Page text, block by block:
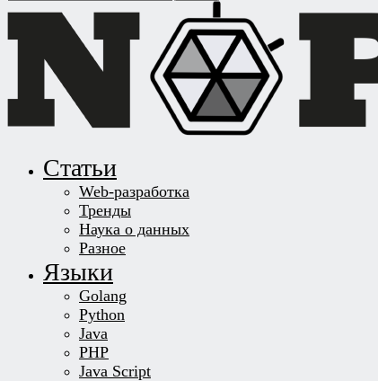
Статьи
Web-разработка
Тренды
Наука о данных
Разное
Языки
Golang
Python
Java
PHP
Java Script